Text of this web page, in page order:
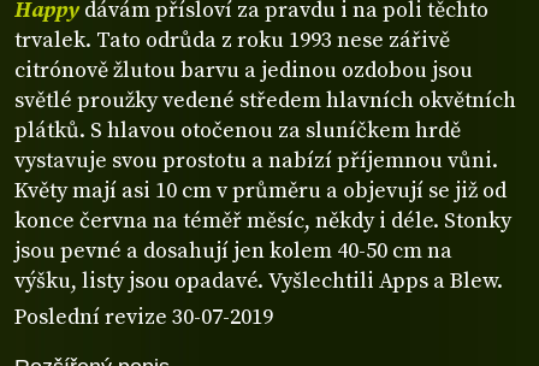
Happy dávám přísloví za pravdu i na poli těchto
trvalek. Tato odrůda z roku 1993 nese zářivě
citrónově žlutou barvu a jedinou ozdobou jsou
světlé proužky vedené středem hlavních okvětních
plátků. S hlavou otočenou za sluníčkem hrdě
vystavuje svou prostotu a nabízí příjemnou vůni.
Květy mají asi 10 cm v průměru a objevují se již od
konce června na téměř měsíc, někdy i déle. Stonky
jsou pevné a dosahují jen kolem 40-50 cm na
výšku, listy jsou opadavé. Vyšlechtili Apps a Blew.
Poslední revize 30-07-2019